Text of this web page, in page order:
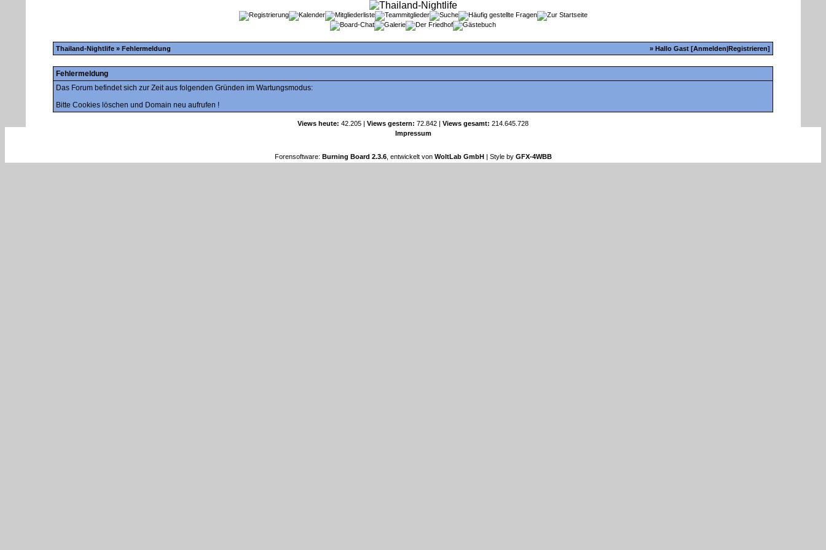
Thailand-Nightlife » Fehlermeldung » Hallo Gast [Anmelden|Registrieren]
Fehlermeldung
Das Forum befindet sich zur Zeit aus folgenden Gründen im Wartungsmodus:
Bitte Cookies löschen und Domain neu aufrufen !
Views heute: 42.205 | Views gestern: 72.842 | Views gesamt: 214.645.728
Impressum
Forensoftware: Burning Board 2.3.6, entwickelt von WoltLab GmbH| Style by GFX-4WBB